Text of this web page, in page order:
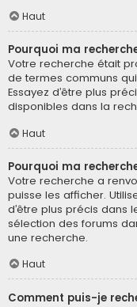
Haut
Pourquoi ma
Votre recherche était
de termes communs
Essayez d’être plus
disponibles dans la
Haut
Pourquoi ma
Votre recherche a
puisse les afficher.
d’être plus précis dans
sélection des forums
une recherche.
Haut
Comment puis-je